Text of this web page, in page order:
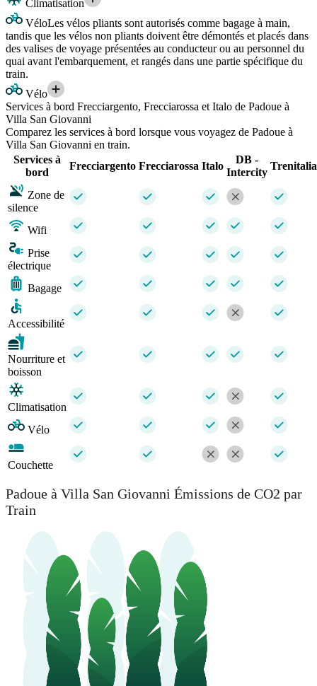
Climatisation
VéloLes vélos pliants sont autorisés comme bagage à main,
tandis que les vélos non pliants doivent être démontés et placés dans
des valises de voyage présentées au conducteur ou au personnel du
quai avant l'embarquement, et rangés dans une partie spécifique du
train.
Vélo
Services à bord Frecciargento, Frecciarossa et Italo de Padoue à
Villa San Giovanni
Comparez les services à bord lorsque vous voyagez de Padoue à
Villa San Giovanni en train.
Services à
bord
Frecciargento Frecciarossa Italo
DB -
Intercity
Trenitalia
Zone de
silence
Wifi
Prise
électrique
Bagage
Accessibilité
Nourriture et
boisson
Climatisation
Vélo
Couchette
Padoue à Villa San Giovanni Émissions de CO2 par
Train